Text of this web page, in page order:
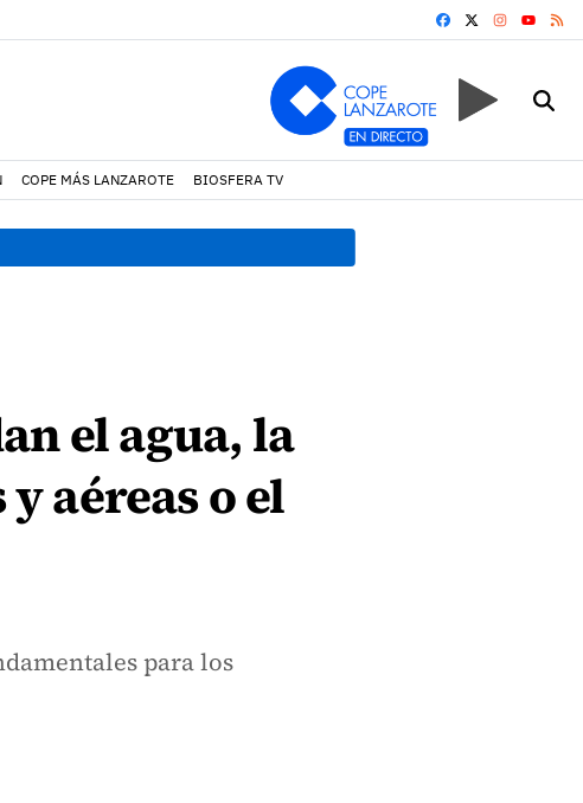
FACEBOOK
YOUTUBE
COPE MÁS LANZAROTE BIOSFERA TV
el agua, la
aéreas o el
para los